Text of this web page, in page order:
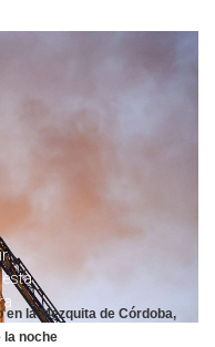
la Mezquita de Córdoba,
la noche